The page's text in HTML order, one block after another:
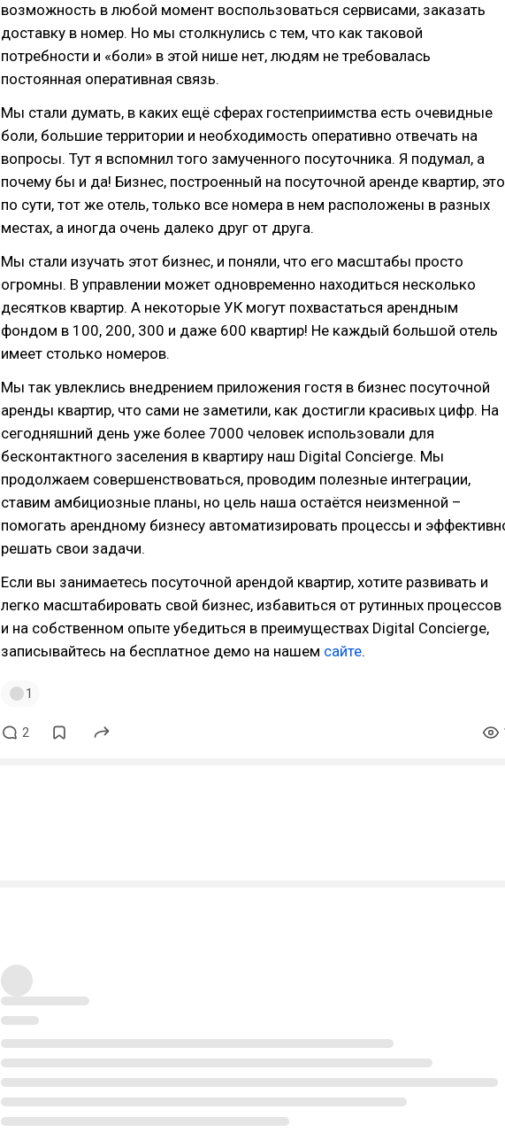
возможность в любой момент воспользоваться сервисами, заказать
доставку в номер. Но мы столкнулись с тем, что как таковой
потребности и «боли» в этой нише нет, людям не требовалась
постоянная оперативная связь.
Мы стали думать, в каких ещё сферах гостеприимства есть очевидные
боли, большие территории и необходимость оперативно отвечать на
вопросы. Тут я вспомнил того замученного посуточника. Я подумал, а
почему бы и да! Бизнес, построенный на посуточной аренде квартир,
по сути, тот же отель, только все номера в нем расположены в разных
местах, а иногда очень далеко друг от друга.
Мы стали изучать этот бизнес, и поняли, что его масштабы просто
огромны. В управлении может одновременно находиться несколько
десятков квартир. А некоторые УК могут похвастаться арендным
фондом в 100, 200, 300 и даже 600 квартир! Не каждый большой отель
имеет столько номеров.
Мы так увлеклись внедрением приложения гостя в бизнес посуточной
аренды квартир, что сами не заметили, как достигли красивых цифр. На
сегодняшний день уже более 7000 человек использовали для
бесконтактного заселения в квартиру наш Digital Concierge. Мы
продолжаем совершенствоваться, проводим полезные интеграции,
ставим амбициозные планы, но цель наша остаётся неизменной –
помогать арендному бизнесу автоматизировать процессы и
решать свои задачи.
Если вы занимаетесь посуточной арендой квартир, хотите развивать и
легко масштабировать свой бизнес, избавиться от рутинных процессов
и на собственном опыте убедиться в преимуществах Digital Concierge,
записывайтесь на бесплатное демо на нашем сайте.
1
2